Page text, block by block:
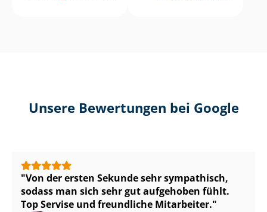
Unsere Bewertungen bei Google
Von der ersten Sekunde sehr sympathisch,
sodass man sich sehr gut aufgehoben fühlt.
Top Servise und freundliche Mitarbeiter.